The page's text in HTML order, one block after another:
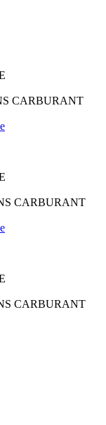
CARBURANT
CARBURANT
CARBURANT